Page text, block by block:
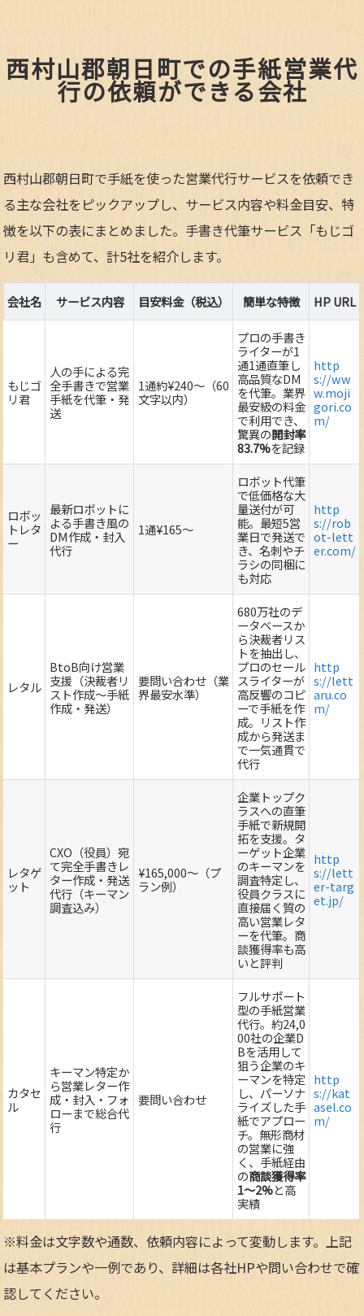
西村山郡朝日町での手紙営業代
行の依頼ができる会社
西村山郡朝日町で手紙を使った営業代行サービスを依頼でき
る主な会社をピックアップし、サービス内容や料金目安、特
徴を以下の表にまとめました。手書き代筆サービス「もじゴ
リ君」も含めて、計5社を紹介します。
会社名 サービス内容 目安料金（税込） 簡単な特徴 HP URL
もじゴ
リ君
人の手による完
全手書きで営業
手紙を代筆・発
送
1通約¥240～（60
文字以内）
プロの手書き
ライターが1
通1通直筆し
高品質なDM
を代筆。業界
最安級の料金
で利用でき、
驚異の開封率
83.7%を記録
http
s://ww
w.moji
gori.co
m/
ロボッ
トレタ
ー
最新ロボットに
よる手書き風の
DM作成・封入
代行
1通¥165～
ロボット代筆
で低価格な大
量送付が可
能。最短5営
業日で発送で
き、名刺やチ
ラシの同梱に
も対応
http
s://rob
ot-lett
er.com/
レタル
BtoB向け営業
支援（決裁者リ
スト作成～手紙
作成・発送）
要問い合わせ（業
界最安水準）
680万社のデ
ータベースか
ら決裁者リス
トを抽出し、
プロのセール
スライターが
高反響のコピ
ーで手紙を作
成。リスト作
成から発送ま
で一気通貫で
代行
http
s://lett
aru.co
m/
レタゲ
ット
CXO（役員）宛
て完全手書きレ
ター作成・発送
代行（キーマン
調査込み）
¥165,000～（プ
ラン例）
企業トップク
ラスへの直筆
手紙で新規開
拓を支援。タ
ーゲット企業
のキーマンを
調査特定し、
役員クラスに
直接届く質の
高い営業レタ
ーを代筆。商
談獲得率も高
いと評判
http
s://lett
er-targ
et.jp/
カタセ
ル
キーマン特定か
ら営業レター作
成・封入・フォ
ローまで総合代
行
要問い合わせ
フルサポート
型の手紙営業
代行。約24,0
00社の企業D
Bを活用して
狙う企業のキ
ーマンを特定
し、パーソナ
ライズした手
紙でアプロー
チ。無形商材
の営業に強
く、手紙経由
の商談獲得率
1～2%と高
実績
http
s://kat
asel.co
m/
※料金は文字数や通数、依頼内容によって変動します。上記
は基本プランや一例であり、詳細は各社HPや問い合わせで確
認してください。​